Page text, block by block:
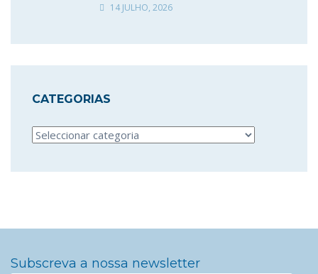
14 JULHO, 2026
CATEGORIAS
Categorias
Subscreva a nossa newsletter